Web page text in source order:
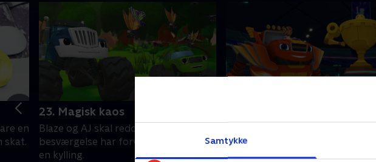
Samtykke
en
skat.
23. Magisk kaos
Blaze og AJ skal redde Crusher, da en
besværgelse har forvandlet ham til
en kylling.
lave en robot i håbet om at vinde
Robotmesterskabet.